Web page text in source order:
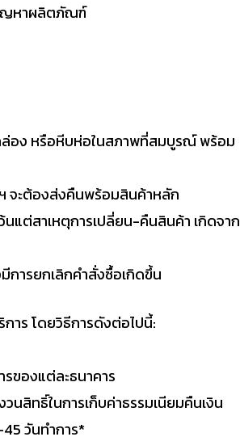
ญหาผลิตภัณฑ์
ล่อง หรือหีบห่อในสภาพที่สมบูรณ์ พร้อม
จะต้องส่งคืนพร้อมสินค้าหลัก
นแต่สาเหตุการเปลี่ยน-คืนสินค้า เกิดจาก
การยกเลิกคำสั่งซื้อเกิดขึ้น
าร โดยวิธีการดังต่อไปนี้:
รของแต่ละธนาคาร
สิทธิ์ในการเก็บค่าธรรมเนียมคืนเงิน
45 วันทำการ*